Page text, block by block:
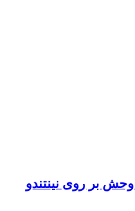
بر روی نینتندو